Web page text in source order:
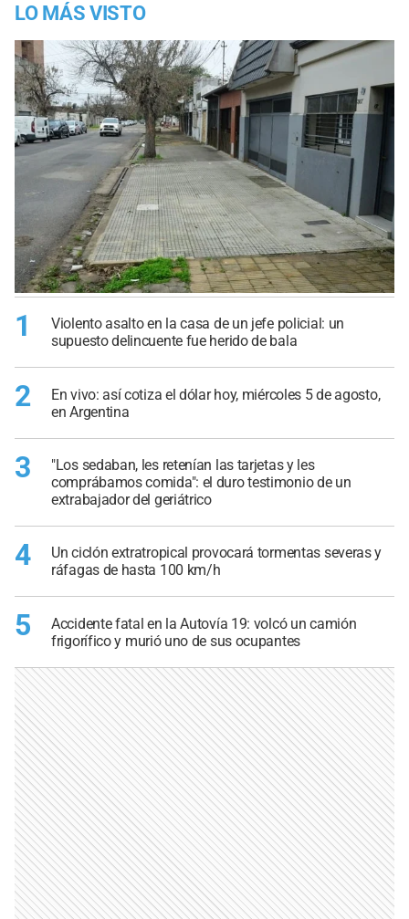
LO MÁS VISTO
1
Violento asalto en la casa de un jefe policial: un
supuesto delincuente fue herido de bala
2
En vivo: así cotiza el dólar hoy, miércoles 5 de agosto,
en Argentina
3
"Los sedaban, les retenían las tarjetas y les
comprábamos comida": el duro testimonio de un
extrabajador del geriátrico
4
Un ciclón extratropical provocará tormentas severas y
ráfagas de hasta 100 km/h
5
Accidente fatal en la Autovía 19: volcó un camión
frigorífico y murió uno de sus ocupantes